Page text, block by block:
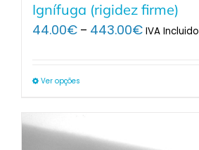
Ignífuga (rigidez firme)
44.00€ – 443.00€Price
IVA Incluido
Ver opções